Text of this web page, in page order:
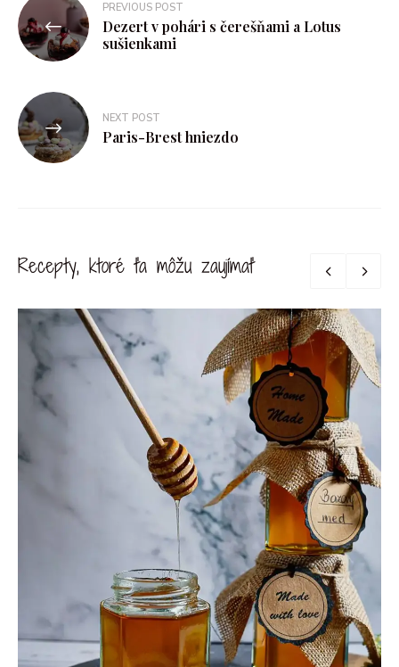
PREVIOUS POST
Dezert v pohári s čerešňami a Lotus
sušienkami
NEXT POST
Paris-Brest hniezdo
Recepty, ktoré ťa môžu zaujímať